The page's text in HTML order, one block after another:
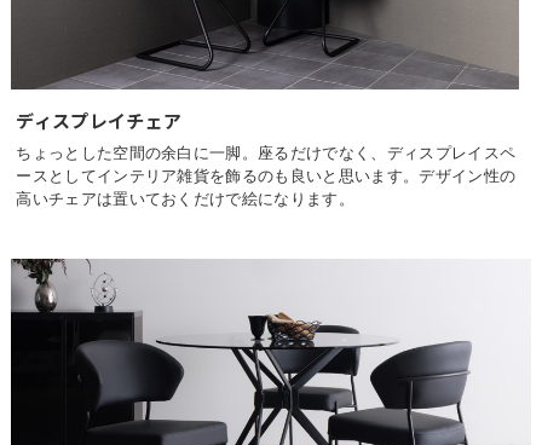
ディスプレイチェア
ちょっとした空間の余白に一脚。座るだけでなく、ディスプレイスペ
ースとしてインテリア雑貨を飾るのも良いと思います。デザイン性の
高いチェアは置いておくだけで絵になります。